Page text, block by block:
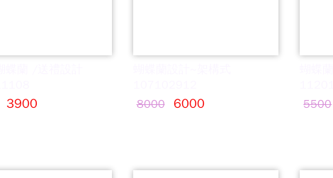
3900
8000
6000
5500